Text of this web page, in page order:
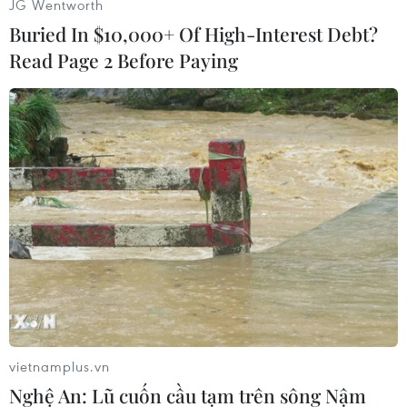
mọc lên, kéo theo đó là sự ồn ào, khói bụi hay
đông đúc người và xe, đôi khi còn là an ninh
không đảm bảo tại một số khu vực. Phố lớn trở
thành địa điểm dành riêng cho cơ quan, công
sở, điểm giao dịch, kinh doanh.
Người ở “dạt dần” về những khu vực mới để
cân bằng nhu cầu sống rộng rãi, gần môi trường
sinh thái, tuy nhiên vẫn gần trung tâm để tiện
đi lại cũng vẫn là một tiêu chí quan trọng hàng
đầu.
JG Wentworth
Buried In $10,000+ Of High-Interest Debt?
Read Page 2 Before Paying
vietnamplus.vn
Nghệ An: Lũ cuốn cầu tạm trên sông Nậm